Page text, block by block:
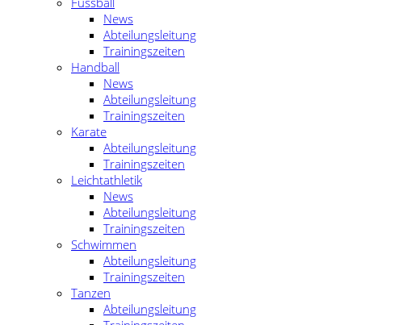
News
Abteilungsleitung
Trainingszeiten
Handball
News
Abteilungsleitung
Trainingszeiten
Karate
Abteilungsleitung
Trainingszeiten
Leichtathletik
News
Abteilungsleitung
Trainingszeiten
Schwimmen
Abteilungsleitung
Trainingszeiten
Tanzen
Abteilungsleitung